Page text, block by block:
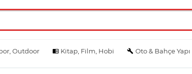
Outdoor Kitap, Film, Hobi Oto & Bahçe